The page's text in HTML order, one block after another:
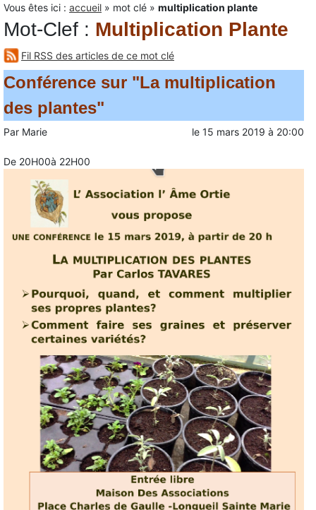
Vous êtes ici : accueil » mot clé » multiplication plante
Mot-Clef : Multiplication Plante
Fil RSS des articles de ce mot clé
Conférence sur "La multiplication
des plantes"
Par Marie le 15 mars 2019 à 20:00
De 20H00à 22H00